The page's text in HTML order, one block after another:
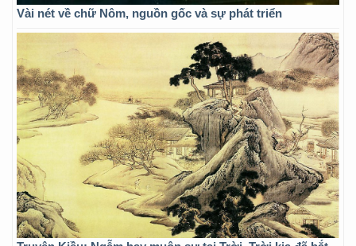
Vài nét về chữ Nôm, nguồn gốc và sự phát triển